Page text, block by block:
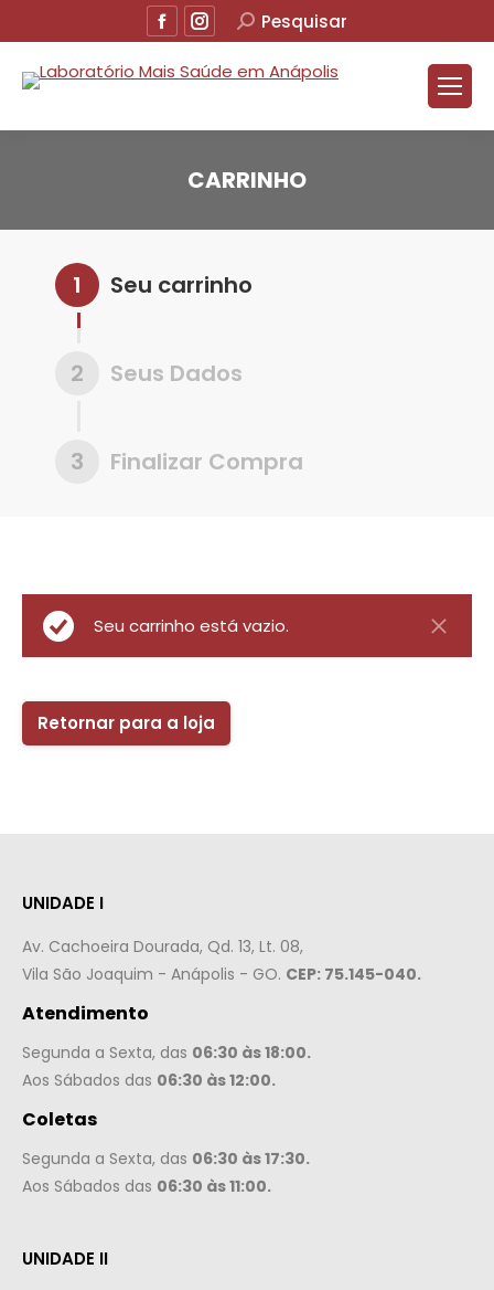
FacebookInstagramBuscar
Pesquisar
CARRINHO
Seu carrinho
1
Seus Dados
2
Finalizar Compra
3
Seu carrinho está vazio.
Retornar para a loja
UNIDADE I
Av. Cachoeira Dourada, Qd. 13, Lt. 08,
Vila São Joaquim - Anápolis - GO. CEP: 75.145-040.
Atendimento
Segunda a Sexta, das 06:30 às 18:00.
Aos Sábados das 06:30 às 12:00.
Coletas
Segunda a Sexta, das 06:30 às 17:30.
Aos Sábados das 06:30 às 11:00.
UNIDADE II